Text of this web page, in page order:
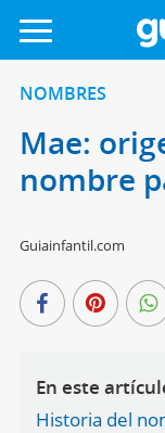
NOMBRES
Mae:
nombre
Guiainfantil.com
En este
Historia del